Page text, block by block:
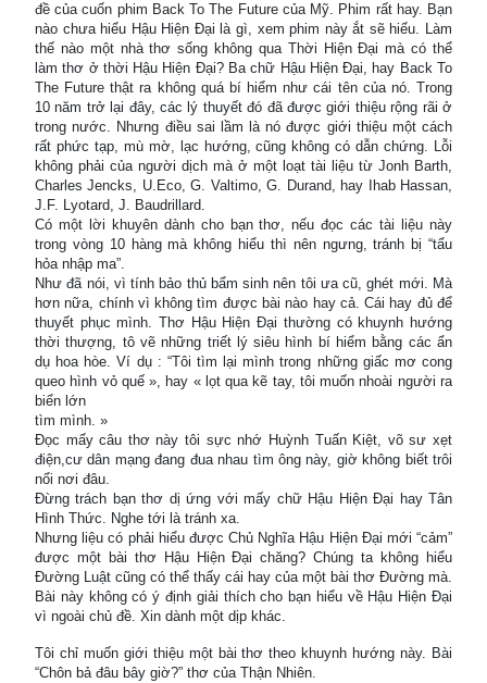
đề của cuốn phim Back To The Future của Mỹ. Phim rất hay. Bạn
nào chưa hiểu Hậu Hiện Đại là gì, xem phim này ắt sẽ hiểu. Làm
thế nào một nhà thơ sống không qua Thời Hiện Đại mà có thể
làm thơ ở thời Hậu Hiện Đại? Ba chữ Hậu Hiện Đại, hay Back To
The Future thật ra không quá bí hiểm như cái tên của nó. Trong
10 năm trở lại đây, các lý thuyết đó đã được giới thiệu rộng rãi ở
trong nước. Nhưng điều sai lầm là nó được giới thiệu một cách
rất phức tạp, mù mờ, lạc hướng, cũng không có dẫn chứng. Lỗi
không phải của người dịch mà ở một loạt tài liệu từ Jonh Barth,
Charles Jencks, U.Eco, G. Valtimo, G. Durand, hay Ihab Hassan,
J.F. Lyotard, J. Baudrillard.
Có một lời khuyên dành cho bạn thơ, nếu đọc các tài liệu này
trong vòng 10 hàng mà không hiểu thì nên ngưng, tránh bị “tẩu
hỏa nhập ma”.
Như đã nói, vì tính bảo thủ bẩm sinh nên tôi ưa cũ, ghét mới. Mà
hơn nữa, chính vì không tìm được bài nào hay cả. Cái hay đủ để
thuyết phục mình. Thơ Hậu Hiện Đại thường có khuynh hướng
thời thượng, tô vẽ những triết lý siêu hình bí hiểm bằng các ẩn
dụ hoa hòe. Ví dụ : “Tôi tìm lại mình trong những giấc mơ cong
queo hình vỏ quế », hay « lọt qua kẽ tay, tôi muốn nhoài người ra
biển lớn
tìm mình. »
Đọc mấy câu thơ này tôi sực nhớ Huỳnh Tuấn Kiệt, võ sư xẹt
điện,cư dân mạng đang đua nhau tìm ông này, giờ không biết trôi
nổi nơi đâu.
Đừng trách bạn thơ dị ứng với mấy chữ Hậu Hiện Đại hay Tân
Hình Thức. Nghe tới là tránh xa.
Nhưng liệu có phải hiểu được Chủ Nghĩa Hậu Hiện Đại mới “cảm”
được một bài thơ Hậu Hiện Đại chăng? Chúng ta không hiểu
Đường Luật cũng có thể thấy cái hay của một bài thơ Đường mà.
Bài này không có ý định giải thích cho bạn hiểu về Hậu Hiện Đại
vì ngoài chủ đề. Xin dành một dịp khác.
Tôi chỉ muốn giới thiệu một bài thơ theo khuynh hướng này. Bài
“Chôn bả đâu bây giờ?” thơ của Thận Nhiên.